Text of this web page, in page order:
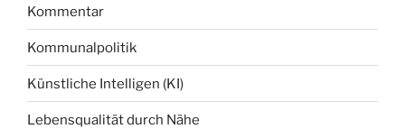
Kommentar
Kommunalpolitik
Künstliche Intelligen (KI)
Lebensqualität durch Nähe